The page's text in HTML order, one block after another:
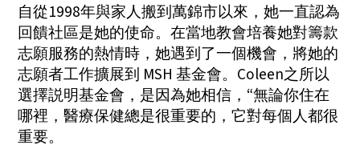
自從1998年與家人搬到萬錦市以來，她一直認為
回饋社區是她的使命。在當地教會培養她對籌款
志願服務的熱情時，她遇到了一個機會，將她的
志願者工作擴展到 MSH 基金會。Coleen之所以
選擇説明基金會，是因為她相信，“無論你住在
哪裡，醫療保健總是很重要的，它對每個人都很
重要。